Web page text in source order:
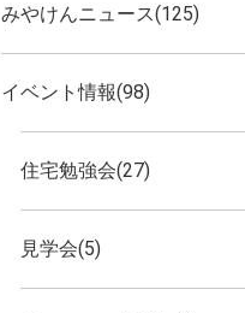
みやけんニュース(125)
イベント情報(98)
住宅勉強会(27)
見学会(5)